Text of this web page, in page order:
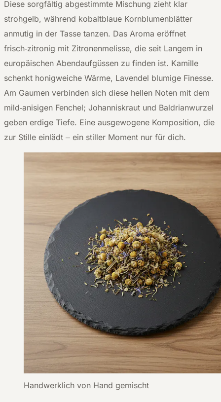
Diese sorgfältig abgestimmte Mischung zieht klar
strohgelb, während kobaltblaue Kornblumenblätter
anmutig in der Tasse tanzen. Das Aroma eröffnet
frisch‑zitronig mit Zitronenmelisse, die seit Langem in
europäischen Abendaufgüssen zu finden ist. Kamille
schenkt honigweiche Wärme, Lavendel blumige Finesse.
Am Gaumen verbinden sich diese hellen Noten mit dem
mild‑anisigen Fenchel; Johanniskraut und Baldrianwurzel
geben erdige Tiefe. Eine ausgewogene Komposition, die
zur Stille einlädt – ein stiller Moment nur für dich.
Handwerklich von Hand gemischt